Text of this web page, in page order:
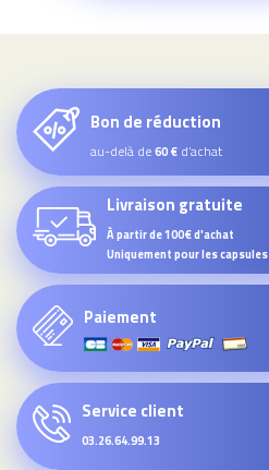
Bon de réduction
au-delà de60 € d’achat
Livraison gratuite
À partir de 100€ d'achat
Uniquement pour les capsules
Paiement
Service client
03.26.64.99.13